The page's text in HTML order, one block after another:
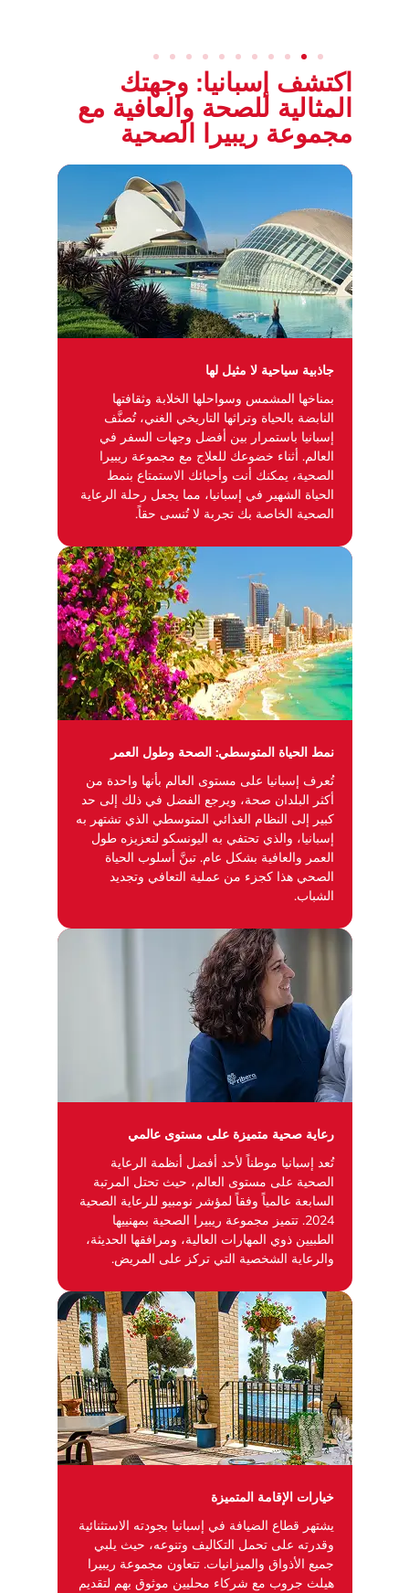
اكتشف إسبانيا: وجهتك
المثالية للصحة والعافية مع
مجموعة ريبيرا الصحية
جاذبية سياحية لا مثيل لها
بمناخها المشمس وسواحلها الخلابة وثقافتها
النابضة بالحياة وتراثها التاريخي الغني، تُصنَّف
إسبانيا باستمرار بين أفضل وجهات السفر في
العالم. أثناء خضوعك للعلاج مع مجموعة ريبيرا
الصحية، يمكنك أنت وأحبائك الاستمتاع بنمط
الحياة الشهير في إسبانيا، مما يجعل رحلة الرعاية
الصحية الخاصة بك تجربة لا تُنسى حقاً.
نمط الحياة المتوسطي: الصحة وطول العمر
تُعرف إسبانيا على مستوى العالم بأنها واحدة من
أكثر البلدان صحة، ويرجع الفضل في ذلك إلى حد
كبير إلى النظام الغذائي المتوسطي الذي تشتهر به
إسبانيا، والذي تحتفي به اليونسكو لتعزيزه طول
العمر والعافية بشكل عام. تبنَّ أسلوب الحياة
الصحي هذا كجزء من عملية التعافي وتجديد
الشباب.
رعاية صحية متميزة على مستوى عالمي
تُعد إسبانيا موطناً لأحد أفضل أنظمة الرعاية
الصحية على مستوى العالم، حيث تحتل المرتبة
السابعة عالمياً وفقاً لمؤشر نومبيو للرعاية الصحية
2024. تتميز مجموعة ريبيرا الصحية بمهنييها
الطبيين ذوي المهارات العالية، ومرافقها الحديثة،
والرعاية الشخصية التي تركز على المريض.
خيارات الإقامة المتميزة
يشتهر قطاع الضيافة في إسبانيا بجودته الاستثنائية
وقدرته على تحمل التكاليف وتنوعه، حيث يلبي
جميع الأذواق والميزانيات. تتعاون مجموعة ريبيرا
هيلث جروب مع شركاء محليين موثوق بهم لتقديم